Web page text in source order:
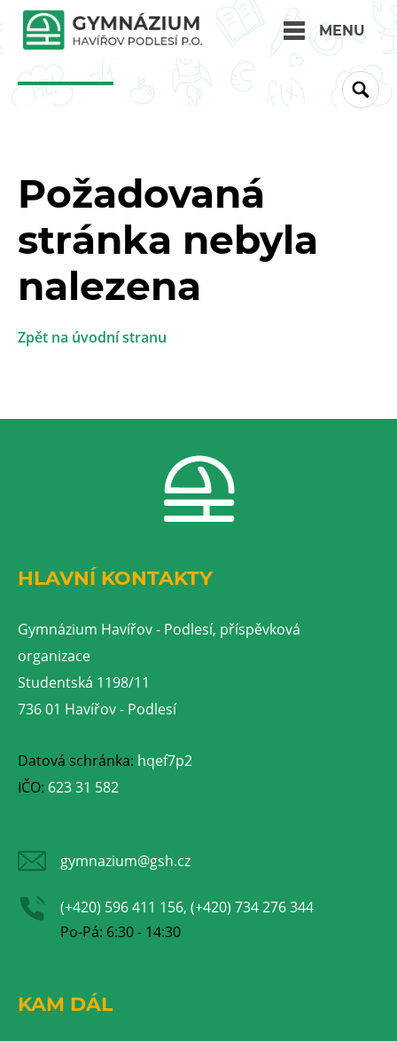
MENU
Požadovaná
stránka nebyla
nalezena
Zpět na úvodní stranu
HLAVNÍ KONTAKTY
Gymnázium Havířov - Podlesí, příspěvková
organizace
Studentská 1198/11
736 01 Havířov - Podlesí
Datová schránka: hqef7p2
IČO: 623 31 582
gymnazium@gsh.cz
(+420) 596 411 156, (+420) 734 276 344
Po-Pá: 6:30 - 14:30
KAM DÁL